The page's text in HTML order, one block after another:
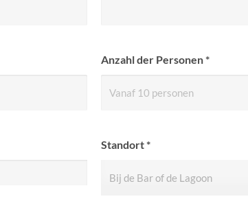
Anzahl der Personen*
Standort*